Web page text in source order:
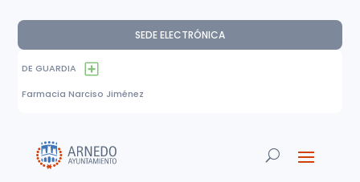
SEDE ELECTRÓNICA
DE GUARDIA
Farmacia Narciso Jiménez